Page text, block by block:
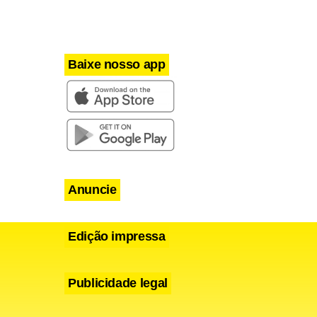
atender
Daniel
Baixe nosso app
Anuncie
Edição impressa
Publicidade legal